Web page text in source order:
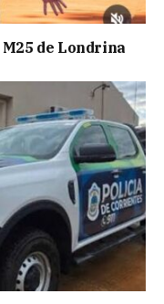
de Londrina